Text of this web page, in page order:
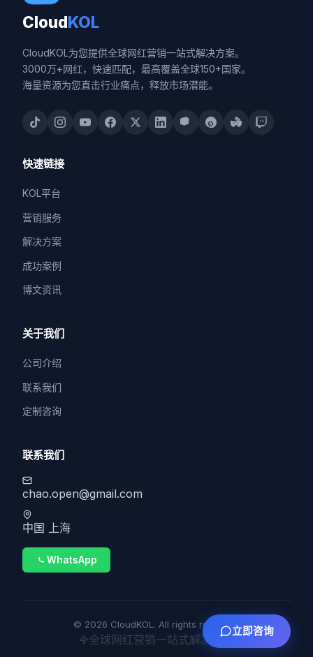
CloudKOL
CloudKOL为您提供全球网红营销一站式解决方案。
3000万+网红，快速匹配，最高覆盖全球150+国家。
海量资源为您直击行业痛点，释放市场潜能。
快速链接
KOL平台
营销服务
解决方案
成功案例
博文资讯
关于我们
公司介绍
联系我们
定制咨询
联系我们
chao.open@gmail.com
中国 上海
WhatsApp
© 2026 CloudKOL. All rights reserved.
全球网红营销一站式解决方案
立即咨询